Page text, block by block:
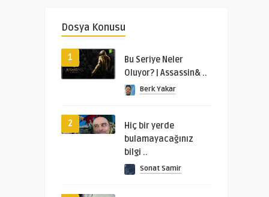
Dosya Konusu
1
Bu Seriye Neler
Oluyor? | Assassin& ..
Berk Yakar
2
Hiç bir yerde
bulamayacağınız
bilgi ..
Sonat Samir